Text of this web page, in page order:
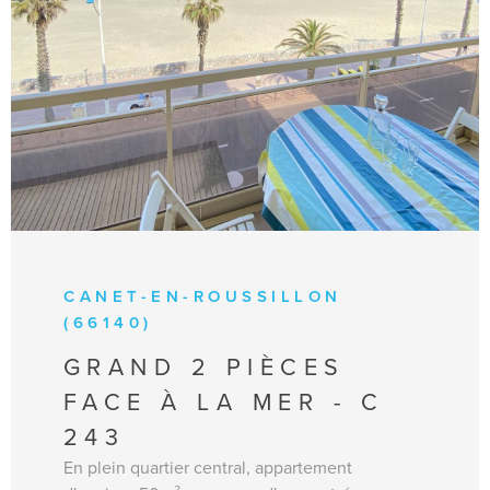
CANET-EN-ROUSSILLON
(66140)
GRAND 2 PIÈCES
FACE À LA MER - C
243
En plein quartier central, appartement
VOIR LE BIEN